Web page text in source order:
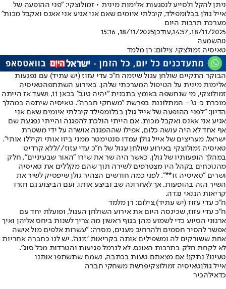
ניתן להקל ולסייע לנפגעות אלימות מינית • זמולוצקי: "פני ההופעה של
אייל גולן בבלומפילד, קיבלתי איומים שאם אני אגיע אני אאנס ואקבל מכות"
מערכת תרבות היום
18/11/2025, 14:57
,עודכן18/11/2025, 15:16
0השמעה
טאיסיה זמולצקי. צילום: רן מלמד
הבוקר התקיים שולחן עגול שיזמה ח״כ עדי עזוז (יש עתיד) עם נפגעות
אלימות מינית על הטיפול המערכתי שלהן. באירוע השתתפהטאיסיה
זמולוצקי
, מי שנחשפה באומץ בתכנית "יהיה טוב" בכאן 11, ושעד אז הייתה
מוכרת כ-ט' - המתלוננת בפרשת "משחקי חברה". טאיסיה שיתפה במהלך
הדיון: ״לפני ההופעה של אייל גולן בבלומפילד קיבלתי איומים שאם אני
אגיע אני אאנס ואקבל מכות. אם הייתי הולכת להפגנה והייתי נפגעת שם
אף אחד לא היה עושה כלום, אפילו שההפגנה אושרה על ידי משטרת
ישראל. מעריצים של אייל גולן עמדו סנטימטר ממני ביזו אותי וקיללו אותי״.
טאיסיה זמולוצקי באירוע שולחן עגול של ח״כ עדי עזוז//ללא קרדיט
במהלך הופעותיו של גולן, כאשר היה שר את שירו "האור שבעיניים", חלק
מהנוכחים בקהל היו מצטרפים לשירה תוך שהם מקללים את טאיסיה
ושרים "טאיסיה זו**". לפני כמה חודשים הצהיר גולן שיפסיק לשיר את
השיר הזה בהופעות, אך לאחרונה שב וביצע אותו, ועם הביצוע גם חזרו
קריאות הגנאי נגדה.
ח"כ עדי עזוז (יש עתיד),צילום: רן מלמד
ח״כ עדי עזוז, שכינסה היום את אירוע השולחן העגול, ופועלת יחד עם
ארגוני הסיוע כדי לשמוע מהן בגוף ראשון מה צריך לשנות ביחס אליהן ואיך
אפשר להסיר חסמים ולהרחיב מענים, מסרה: ״עשרות אלפים מול אישה
אחת ששורקים לה ומשפילים אותה בקריאות 'זונה'. יש לנו כחברה אחריות
לא לקחת חלק בתרבות האונס. לא לנרמל פגיעות והטרדות מכל סוג״.
טעינו? נתקן! אם מצאתם טעות בכתבה, נשמח שתשתפו אותנו
אייל גולןטאיסיה זמולוצקיפרשת משחקי חברה
כדאילהכיר